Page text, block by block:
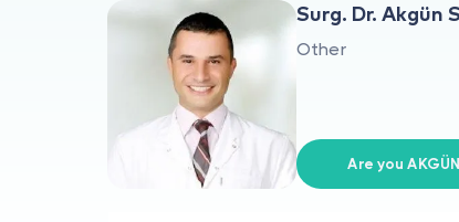
Surg. Dr. Akgün
Other
Are you AKGÜN